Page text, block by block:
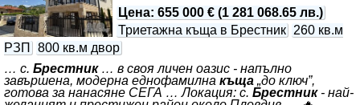
консултации, съдействие при одобрение на ипотечен,
потребителски
Цена: 655 000 € (1 281 068.65 лв.)
Триетажна къща в Брестник 260 кв.м
РЗП
800 кв.м двор
… с. Брестник… в своя личен оазис - напълно
завършена, модерна еднофамилна къща „до ключ”,
готова за нанасяне СЕГА … Локация: с. Брестник- най-